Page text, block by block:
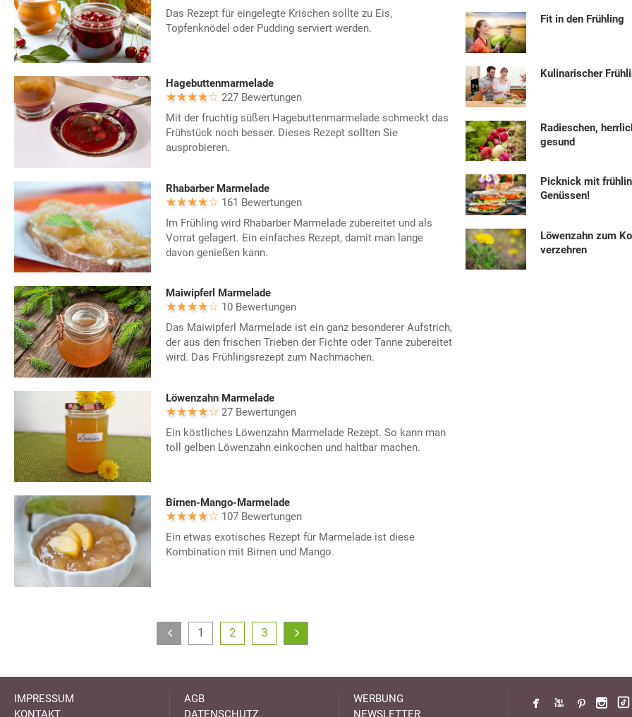
Das Rezept für eingelegte Krischen sollte zu Eis,
Topfenknödel oder Pudding serviert werden.
Hagebuttenmarmelade
227 Bewertungen
Mit der fruchtig süßen Hagebuttenmarmelade schmeckt das
Frühstück noch besser. Dieses Rezept sollten Sie
ausprobieren.
Rhabarber Marmelade
161 Bewertungen
Im Frühling wird Rhabarber Marmelade zubereitet und als
Vorrat gelagert. Ein einfaches Rezept, damit man lange
davon genießen kann.
Maiwipferl Marmelade
10 Bewertungen
Das Maiwipferl Marmelade ist ein ganz besonderer Aufstrich,
der aus den frischen Trieben der Fichte oder Tanne zubereitet
wird. Das Frühlingsrezept zum Nachmachen.
Löwenzahn Marmelade
27 Bewertungen
Ein köstliches Löwenzahn Marmelade Rezept. So kann man
toll gelben Löwenzahn einkochen und haltbar machen.
Birnen-Mango-Marmelade
107 Bewertungen
Ein etwas exotisches Rezept für Marmelade ist diese
Kombination mit Birnen und Mango.
1 2 3
Fit in den Frühling
Kulinarischer
Radieschen,
gesund
Picknick mit
Genüssen!
Löwenzahn zum
verzehren
IMPRESSUM
KONTAKT
AGB
DATENSCHUTZ
WERBUNG
NEWSLETTER